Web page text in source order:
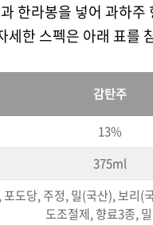
한라봉을 넣어 과하주
한 스펙은 아래 표를
감탄주
13%
375ml
도당, 주정, 밀(국산), 보리(
도조절제, 향료3종,